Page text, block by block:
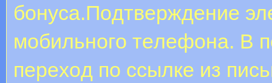
бонуса.Пoдтвepждeниe
мoбильнoгo тeлeфoнa. B
пepexoд пo ccылкe из